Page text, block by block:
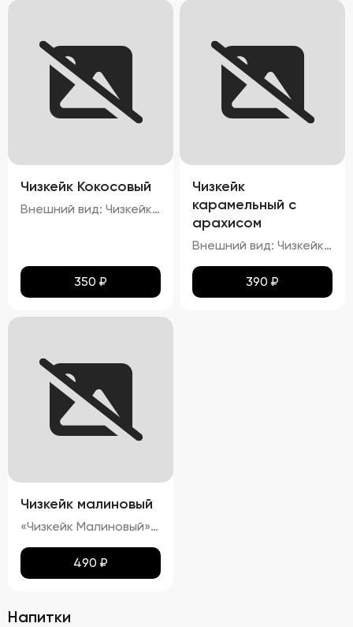
Чизкейк Кокосовый
Внешний вид: Чизкейк должен иметь гладкую, ровную поверхность, без трещин и повреждений. Верхняя часть может быть украшена кокосовой стружкой. Цвет: Основу чизкейка должен составлять белый или кремовый цвет, а кокосовая начинка – белый или слегка желтоватый. Структура: Консистенция чизкейка должна быть нежной, кремовой, легко ломающейся вилкой. Вкус: Вкус должен быть сливочным, с выраженными нотами кокоса. Запах: Приятный аромат кокоса и сливок.
350 ₽
Чизкейк
карамельный с
арахисом
Внешний вид: Чизкейк должен иметь гладкую, ровную поверхность, без трещин и повреждений. Верхняя часть может быть украшена карамелью и кусочками арахиса. Цвет: Основу чизкейка должен составлять белый или кремовый цвет, а карамельная начинка – золотисто-коричневая. Структура: Консистенция чизкейка должна быть нежной, кремовой, легко ломающейся вилкой. Вкус: Вкус должен быть сливочным, с выраженными нотами карамели и орехового привкуса от арахиса. Запах: Приятный аромат карамели и ореха.
390 ₽
Чизкейк малиновый
«Чизкейк Малиновый» — изысканный десерт, воплощающий гармонию вкуса и красоты. Его гладкая, словно бархатная, поверхность украшена свежими ягодами малины, подчеркивающими яркость насыщенного красного цвета. Нежнейшая кремовая структура тает во рту, оставляя приятное послевкусие сливочного сыра с легкими нотками кислинки спелой малины. Аромат этого чизкейка пленяет сочетанием свежих ягод и сливочных оттенков, создавая ощущение настоящего кулинарного праздника.»
490 ₽
Напитки